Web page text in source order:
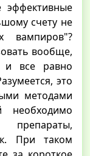
эффективные
счету не
вампиров"?
вообще,
и все равно
это
методами
необходимо
препараты,
При таком